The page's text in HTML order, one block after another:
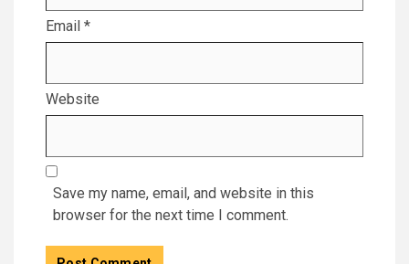
Email *
Website
Save my name, email, and website in this
browser for the next time I comment.